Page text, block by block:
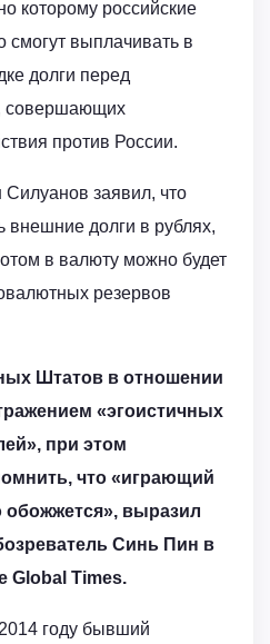
которому российские
смогут выплачивать в
долги перед
совершающих
против России.
заявил, что
внешние долги в рублях,
в валюту можно будет
резервов
Штатов в отношении
«эгоистичных
при этом
что «играющий
обожжется», выразил
Синь Пин в
Global Times.
году бывший